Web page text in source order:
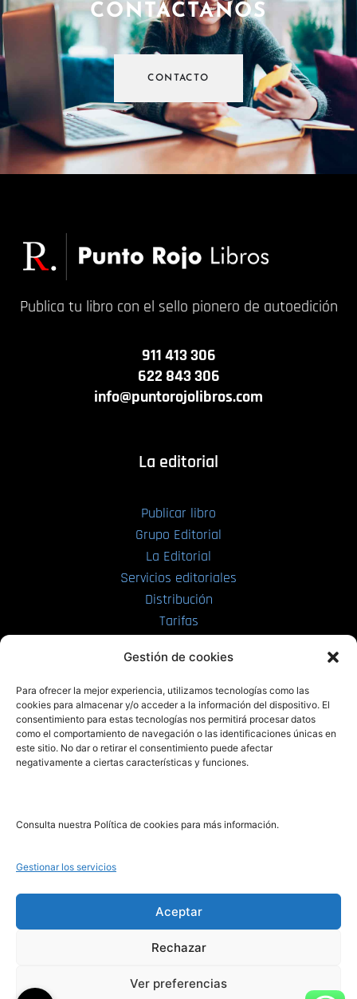
Gestión de cookies
Para ofrecer la mejor experiencia, utilizamos tecnologías como las
cookies para almacenar y/o acceder a la información del dispositivo. El
consentimiento para estas tecnologías nos permitirá procesar datos
como el comportamiento de navegación o las identificaciones únicas en
este sitio. No dar o retirar el consentimiento puede afectar
negativamente a ciertas características y funciones.
Consulta nuestra Política de cookies para más información.
Gestionar los servicios
Aceptar
Rechazar
Ver preferencias
CONTÁCTANOS
CONTACTO
Publica tu libro con el sello pionero de autoedición
911 413 306
622 843 306
info@puntorojolibros.com
La editorial
Publicar libro
Grupo Editorial
La Editorial
Servicios editoriales
Distribución
Tarifas
PRL | Films
PRL | Play
PRL | LAB
Noticias
Legal
Aviso Legal
Política de Cookies
Política de Privacidad